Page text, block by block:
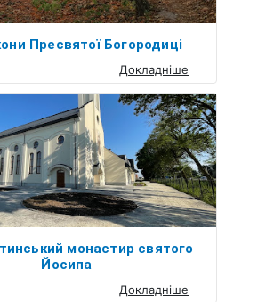
Пресвятої Богородиці
Докладніше
монастир святого
Йосипа
Докладніше